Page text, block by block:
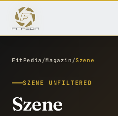
FitPedia /Magazin /Szene
SZENE UNFILTERED
Szene